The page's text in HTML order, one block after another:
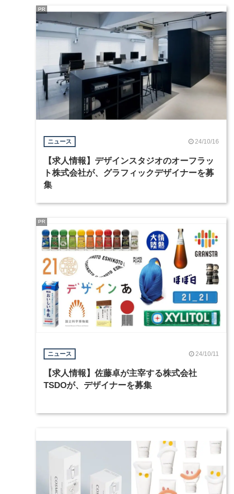
ニュース 24/10/16
【求人情報】デザインスタジオのオーフラッ
ト株式会社が、グラフィックデザイナーを募
集
PR
ニュース 24/10/11
【求人情報】佐藤卓が主宰する株式会社
TSDOが、デザイナーを募集
PR